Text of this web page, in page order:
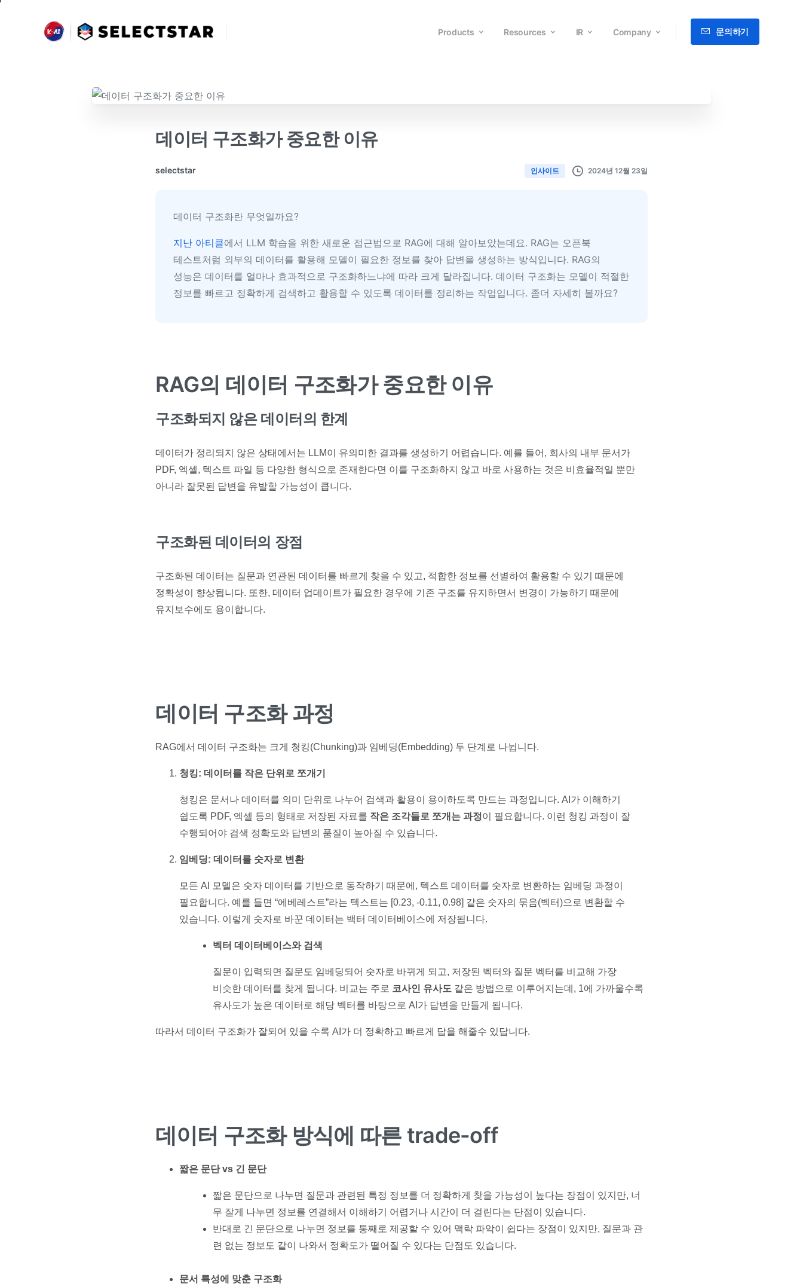
Products Resources IR Company 문의하기
데이터 구조화가 중요한 이유
selectstar 인사이트 2024년 12월 23일
데이터 구조화란 무엇일까요?
지난 아티클에서 LLM 학습을 위한 새로운 접근법으로 RAG에 대해 알아보았는데요. RAG는 오픈북
테스트처럼 외부의 데이터를 활용해 모델이 필요한 정보를 찾아 답변을 생성하는 방식입니다. RAG의
성능은 데이터를 얼마나 효과적으로 구조화하느냐에 따라 크게 달라집니다. 데이터 구조화는 모델이 적절한
정보를 빠르고 정확하게 검색하고 활용할 수 있도록 데이터를 정리하는 작업입니다. 좀더 자세히 볼까요?
RAG의 데이터 구조화가 중요한 이유
구조화되지 않은 데이터의 한계
데이터가 정리되지 않은 상태에서는 LLM이 유의미한 결과를 생성하기 어렵습니다. 예를 들어, 회사의 내부 문서가
PDF, 엑셀, 텍스트 파일 등 다양한 형식으로 존재한다면 이를 구조화하지 않고 바로 사용하는 것은 비효율적일 뿐만
아니라 잘못된 답변을 유발할 가능성이 큽니다.
구조화된 데이터의 장점
구조화된 데이터는 질문과 연관된 데이터를 빠르게 찾을 수 있고, 적합한 정보를 선별하여 활용할 수 있기 때문에
정확성이 향상됩니다. 또한, 데이터 업데이트가 필요한 경우에 기존 구조를 유지하면서 변경이 가능하기 때문에
유지보수에도 용이합니다.
데이터 구조화 과정
RAG에서 데이터 구조화는 크게 청킹(Chunking)과 임베딩(Embedding) 두 단계로 나뉩니다.
청킹: 데이터를 작은 단위로 쪼개기
청킹은 문서나 데이터를 의미 단위로 나누어 검색과 활용이 용이하도록 만드는 과정입니다. AI가 이해하기
쉽도록 PDF, 엑셀 등의 형태로 저장된 자료를 작은 조각들로 쪼개는 과정이 필요합니다. 이런 청킹 과정이 잘
수행되어야 검색 정확도와 답변의 품질이 높아질 수 있습니다.
임베딩: 데이터를 숫자로 변환
모든 AI 모델은 숫자 데이터를 기반으로 동작하기 때문에, 텍스트 데이터를 숫자로 변환하는 임베딩 과정이
필요합니다. 예를 들면 “에베레스트”라는 텍스트는 [0.23, -0.11, 0.98] 같은 숫자의 묶음(벡터)으로 변환할 수
있습니다. 이렇게 숫자로 바꾼 데이터는 백터 데이터베이스에 저장됩니다.
벡터 데이터베이스와 검색
질문이 입력되면 질문도 임베딩되어 숫자로 바뀌게 되고, 저장된 벡터와 질문 벡터를 비교해 가장
비슷한 데이터를 찾게 됩니다. 비교는 주로 코사인 유사도 같은 방법으로 이루어지는데, 1에 가까울수록
유사도가 높은 데이터로 해당 벡터를 바탕으로 AI가 답변을 만들게 됩니다.
따라서 데이터 구조화가 잘되어 있을 수록 AI가 더 정확하고 빠르게 답을 해줄수 있답니다.
데이터 구조화 방식에 따른 trade-off
짧은 문단 vs 긴 문단
짧은 문단으로 나누면 질문과 관련된 특정 정보를 더 정확하게 찾을 가능성이 높다는 장점이 있지만, 너
무 잘게 나누면 정보를 연결해서 이해하기 어렵거나 시간이 더 걸린다는 단점이 있습니다.
반대로 긴 문단으로 나누면 정보를 통째로 제공할 수 있어 맥락 파악이 쉽다는 장점이 있지만, 질문과 관
련 없는 정보도 같이 나와서 정확도가 떨어질 수 있다는 단점도 있습니다.
문서 특성에 맞춘 구조화